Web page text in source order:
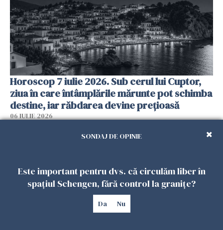
Horoscop 7 iulie 2026. Sub cerul lui Cuptor,
ziua în care întâmplările mărunte pot schimba
destine, iar răbdarea devine prețioasă
06 IULIE 2026
SONDAJ DE OPINIE
Este important pentru dvs. că circulăm liber în
spațiul Schengen, fără control la granițe?
Da Nu